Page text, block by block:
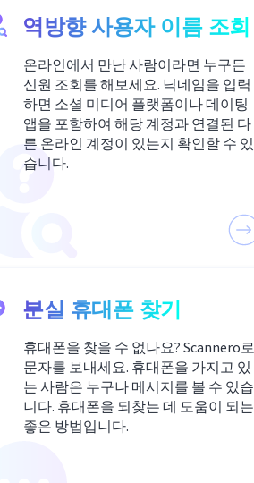
역방향 사용자 이름 조회
온라인에서 만난 사람이라면 누구든
신원 조회를 해보세요. 닉네임을 입력
하면 소셜 미디어 플랫폼이나 데이팅
앱을 포함하여 해당 계정과 연결된 다
른 온라인 계정이 있는지 확인할 수 있
습니다.
분실 휴대폰 찾기
휴대폰을 찾을 수 없나요? Scannero로
문자를 보내세요. 휴대폰을 가지고 있
는 사람은 누구나 메시지를 볼 수 있습
니다. 휴대폰을 되찾는 데 도움이 되는
좋은 방법입니다.